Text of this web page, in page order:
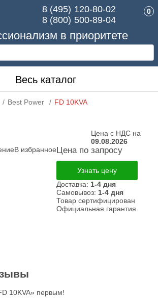
в приоритете
8 (495) 120-80-02
8 (800) 500-89-04
0
Весь каталог
Best Power FD 10KVA
Цена с НДС на
09.08.2026
В избранноеЦена по запросу
Узнать цену
Доставка: 1-4 дня
Самовывоз: 1-4 дня
Товар сертифицирован
Официальная гарантия
10KVA» первым!